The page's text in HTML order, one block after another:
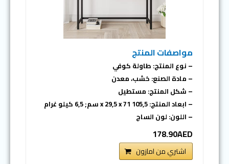
مواصفات المنتج
– نوع المنتج: طاولة كوفي
– مادة الصنع: خشب، معدن
– شكل المنتج: مستطيل
– ابعاد المنتج: 105,5 x 29,5 x 71 سم; 6,5 كيلو غرام
– اللون: لون الساج
178.90AED
اشتري من امازون